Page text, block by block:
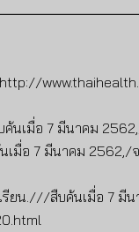
ค้นเมื่อ 7 มีนาคม
มื่อ 7 มีนาคม
รียน.///สืบค้นเมื่อ 7 มี